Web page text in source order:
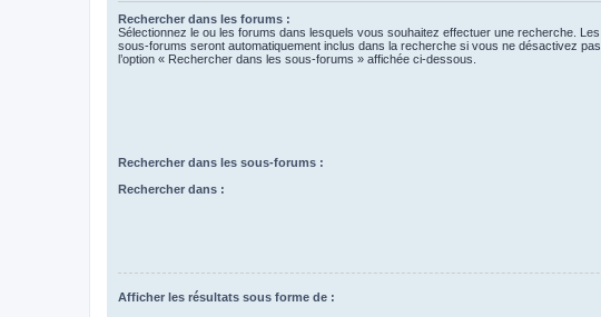
Rechercher dans les forums :
Sélectionnez le ou les forums dans lesquels vous souhaitez effectuer une recherche. Les
sous-forums seront automatiquement inclus dans la recherche si vous ne désactivez pas
l’option « Rechercher dans les sous-forums » affichée ci-dessous.
Rechercher dans les sous-forums :
Rechercher dans :
Afficher les résultats sous forme de :